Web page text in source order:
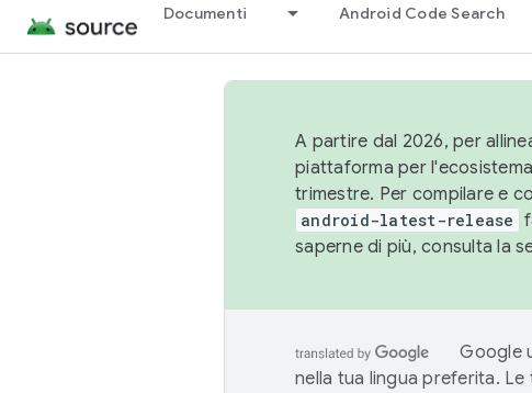
Documenti Android Code Search
A partire dal 2026, per
piattaforma per
trimestre. Per compilare e
android-latest-release
saperne di più, consulta la
Google
nella tua lingua preferita.